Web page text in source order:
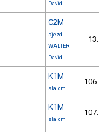
David
C2M
sjezd
WALTER
David
13.
K1M
slalom
106.
K1M
slalom
107.